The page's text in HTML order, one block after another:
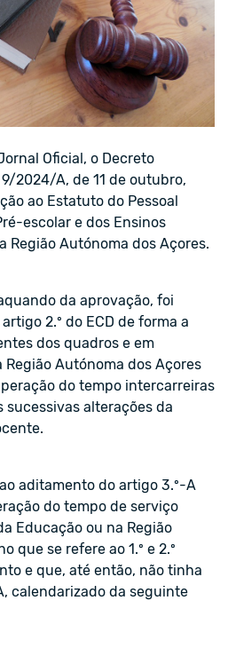
Oficial, o Decreto
2024/A, de 11 de outubro,
ao Estatuto do Pessoal
escolar e dos Ensinos
Região Autónoma dos Açores.
da aprovação, foi
2.º do ECD de forma a
dos quadros e em
Autónoma dos Açores
do tempo intercarreiras
alterações da
aditamento do artigo 3.º-A
do tempo de serviço
Educação ou na Região
que se refere ao 1.º e 2.º
e que, até então, não tinha
calendarizado da seguinte